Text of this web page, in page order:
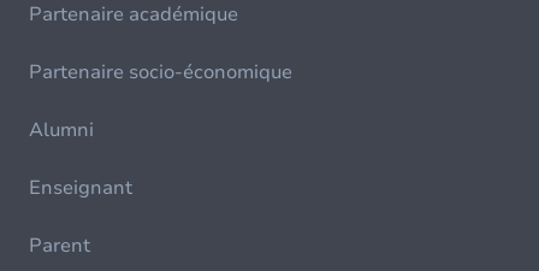
Partenaire académique
Partenaire socio-économique
Alumni
Enseignant
Parent